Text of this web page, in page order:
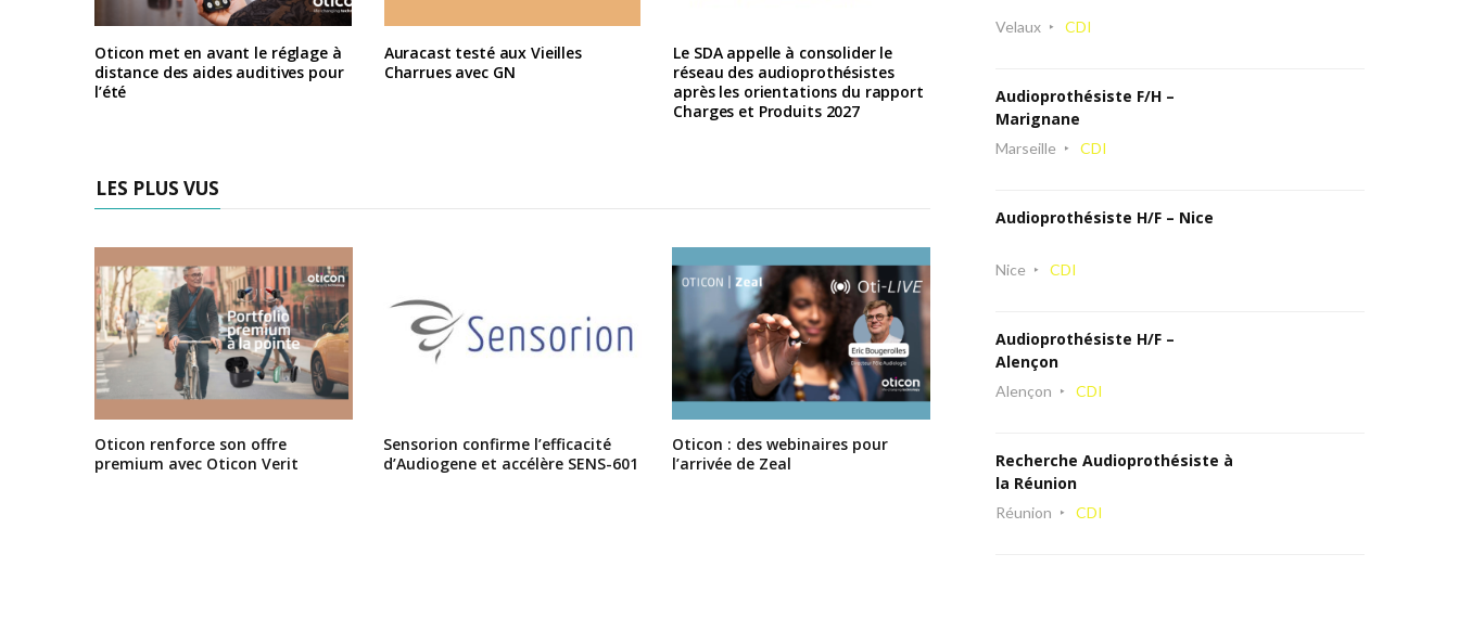
Oticon met en avant le réglage à
distance des aides auditives pour
l’été
Auracast testé aux Vieilles
Charrues avec GN
Le SDA appelle à consolider le
réseau des audioprothésistes
après les orientations du rapport
Charges et Produits 2027
LES PLUS VUS
Oticon renforce son offre
premium avec Oticon Verit
Sensorion confirme l’efficacité
d’Audiogene et accélère SENS-601
Oticon : des webinaires pour
l’arrivée de Zeal
Velaux CDI
Audioprothésiste F/H –
Marignane
Marseille CDI
Audioprothésiste H/F – Nice
Nice CDI
Audioprothésiste H/F –
Alençon
Alençon CDI
Recherche Audioprothésiste à
la Réunion
Réunion CDI